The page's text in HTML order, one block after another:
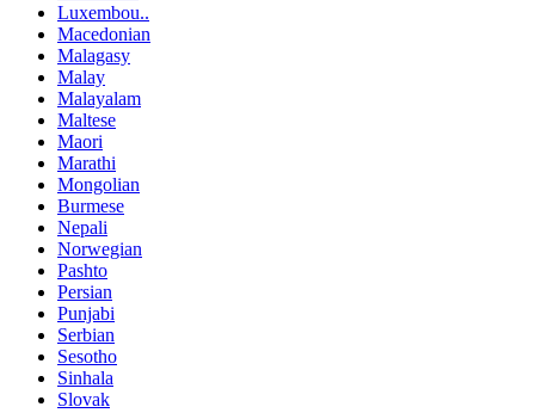
Luxembou..
Macedonian
Malagasy
Malay
Malayalam
Maltese
Maori
Marathi
Mongolian
Burmese
Nepali
Norwegian
Pashto
Persian
Punjabi
Serbian
Sesotho
Sinhala
Slovak